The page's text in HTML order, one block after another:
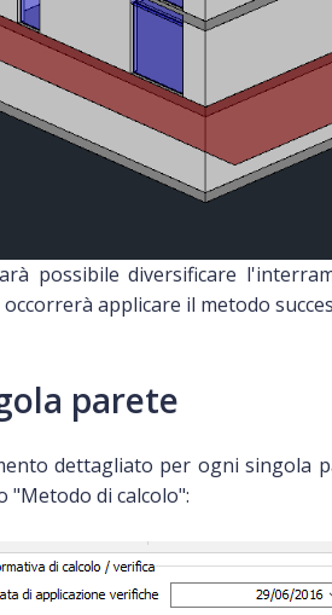
possibile diversificare
applicare il metodo
parete
dettagliato per ogni singola
"Metodo di calcolo":